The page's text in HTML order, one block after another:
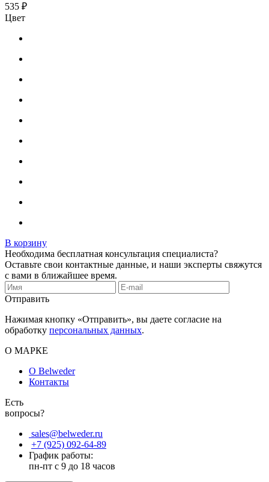
535 ₽
Цвет
В корзину
Необходима бесплатная консультация специалиста?
Оставьте свои контактные данные, и наши эксперты свяжутся
с вами в ближайшее время.
Отправить
Нажимая кнопку «Отправить», вы даете согласие на
обработку персональных данных.
О МАРКЕ
О Belweder
Контакты
Есть
вопросы?
sales@belweder.ru
+7 (925) 092-64-89
График работы:
пн-пт с 9 до 18 часов